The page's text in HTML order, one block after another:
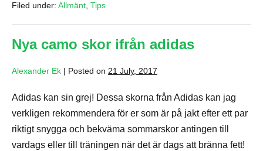
Filed under: Allmänt, Tips
Nya camo skor ifrån adidas
Alexander Ek | Posted on 21 July, 2017
Adidas kan sin grej! Dessa skorna från Adidas kan jag
verkligen rekommendera för er som är på jakt efter ett par
riktigt snygga och bekväma sommarskor antingen till
vardags eller till träningen när det är dags att bränna fett!